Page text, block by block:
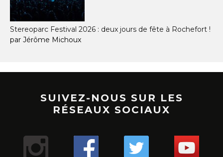
Stereoparc Festival 2026 : deux jours de fête à Rochefort !
par Jérôme Michoux
SUIVEZ-NOUS SUR LES
RÉSEAUX SOCIAUX